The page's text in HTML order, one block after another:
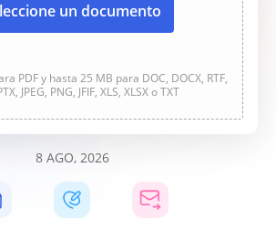
un documento
PDF y hasta 25 MB para DOC, DOCX, RTF,
JPEG, PNG, JFIF, XLS, XLSX o TXT
8 AGO, 2026